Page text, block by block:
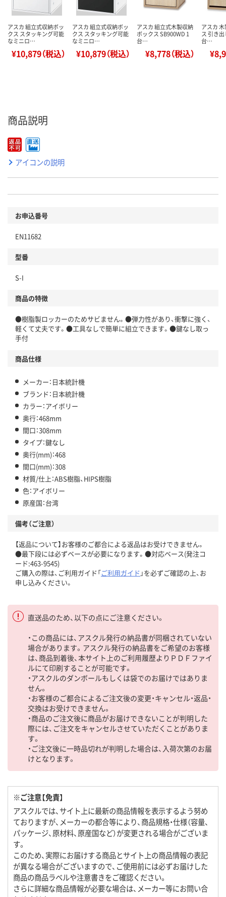
アスカ 組立式収納ボッ
クス スタッキング可能
なミニロ…
¥10,879（税込）
アスカ 組立式収納ボッ
クス スタッキング可能
なミニロ…
¥10,879（税込）
アスカ 組立式木製収納
ボックス SB900WD 1
台…
¥8,778（税込）
アスカ
ス 引き
台…
商品説明
アイコンの説明
お申込番号
EN11682
型番
S-I
商品の特徴
●樹脂製ロッカーのためサビません。●弾力性があり、衝撃に強く、
軽くて丈夫です。●工具なしで簡単に組立できます。●鍵なし取っ
手付
商品仕様
メーカー：日本統計機
ブランド：日本統計機
カラー：アイボリー
奥行：468mm
間口：308mm
タイプ：鍵なし
奥行(mm)：468
間口(mm)：308
材質/仕上：ABS樹脂、HIPS樹脂
色：アイボリー
原産国：台湾
備考（ご注意）
【返品について】お客様のご都合による返品はお受けできません。
●最下段には必ずベースが必要になります。●対応ベース(発注コ
ード:463-9545)
ご購入の際は、ご利用ガイド「ご利用ガイド 」を必ずご確認の上、お
申し込みください。
直送品のため、以下の点にご注意ください。
・この商品には、アスクル発行の納品書が同梱されていない
場合があります。アスクル発行の納品書をご希望のお客様
は、商品到着後、本サイト上のご利用履歴よりＰＤＦファイ
ルにて印刷することが可能です。
・アスクルのダンボールもしくは袋でのお届けではありま
せん。
・お客様のご都合によるご注文後の変更・キャンセル・返品・
交換はお受けできません。
・商品のご注文後に商品がお届けできないことが判明した
際には、ご注文をキャンセルさせていただくことがありま
す。
・ご注文後に一時品切れが判明した場合は、入荷次第のお届
けとなります。
※ご注意【免責】
アスクルでは、サイト上に最新の商品情報を表示するよう努め
ておりますが、メーカーの都合等により、商品規格・仕様（容量、
パッケージ、原材料、原産国など）が変更される場合がございま
す。
このため、実際にお届けする商品とサイト上の商品情報の表記
が異なる場合がございますので、ご使用前には必ずお届けした
商品の商品ラベルや注意書きをご確認ください。
さらに詳細な商品情報が必要な場合は、メーカー等にお問い合